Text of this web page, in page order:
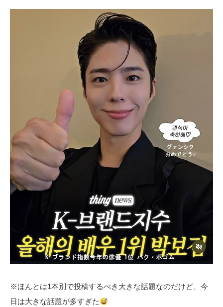
※ほんとは1本別で投稿するべき大きな話題なのだけど、今
日は大きな話題が多すぎた